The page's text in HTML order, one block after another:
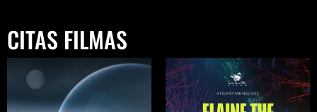
CITAS FILMAS